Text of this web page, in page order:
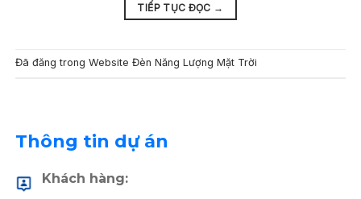
TIẾP TỤC ĐỌC →
Đã đăng trongWebsite Đèn Năng Lượng Mặt Trời
Thông tin dự án
Khách hàng: